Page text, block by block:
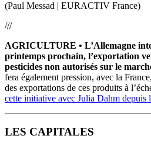
(Paul Messad | EURACTIV France)
///
AGRICULTURE • L’Allemagne
printemps prochain, l’exportation
pesticides non autorisés sur le
fera également pression, avec la
des exportations de ces produits à
cette initiative avec Julia Dahm depuis
LES CAPITALES